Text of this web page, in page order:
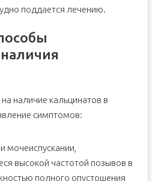
поддается лечению.
наличие кальцинатов в
симптомов:
мочеиспускании,
высокой частотой позывов в
полного опустошения